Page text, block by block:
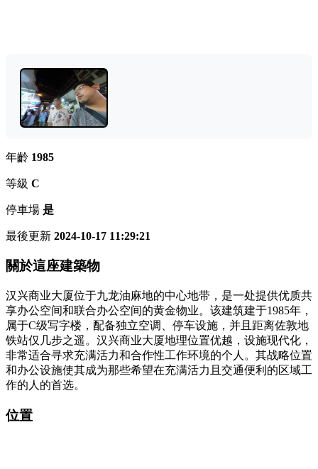
年齡 1985
等級 C
停車場 是
最後更新 2024-10-17 11:29:21
關於這座建築物
汉兴商业大厦位于九龙油麻地的中心地带，是一处提供优质共
享办公空间和联合办公空间的黄金物业。该建筑建于1985年，
属于C级写字楼，配备独立空调、停车设施，并且距离佐敦地
铁站仅几步之遥。汉兴商业大厦地理位置优越，设施现代化，
非常适合寻求充满活力和合作性工作环境的个人。其战略位置
和办公设施使其成为那些希望在充满活力且交通便利的区域工
作的人的首选。
位置